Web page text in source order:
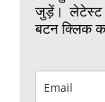
जुड़ें।
बटन क्लिक